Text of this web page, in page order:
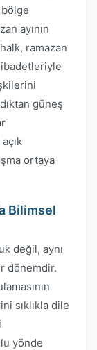
ayının
ramazan
güneş
ortaya
Bilimsel
değil, aynı
dönemdir.
sıklıkla dile
yönde